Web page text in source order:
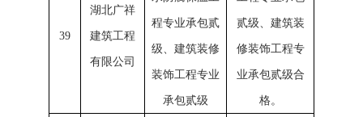
39
湖北广祥
建筑工程
有限公司
程专业承包贰
级、建筑装修
装饰工程专业
承包贰级
贰级、建筑装
修装饰工程专
业承包贰级合
格。